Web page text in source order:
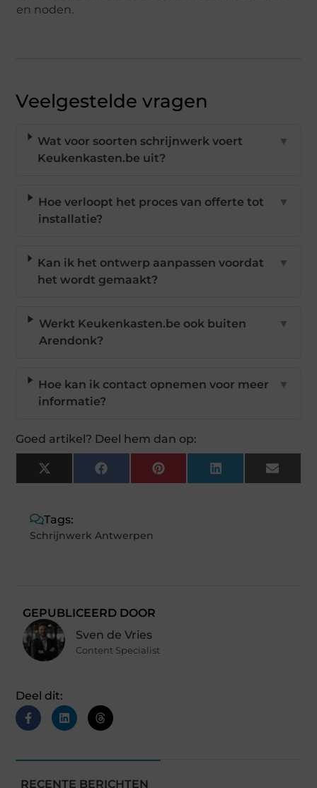
en noden.
Veelgestelde vragen
Wat voor soorten schrijnwerk voert
Keukenkasten.be uit?
▼
Hoe verloopt het proces van offerte tot
installatie?
▼
Kan ik het ontwerp aanpassen voordat
het wordt gemaakt?
▼
Werkt Keukenkasten.be ook buiten
Arendonk?
▼
Hoe kan ik contact opnemen voor meer
informatie?
▼
Goed artikel? Deel hem dan op:
X
(Twitter)
FacebookPinterestLinkedIn Email
Tags:
Schrijnwerk Antwerpen
GEPUBLICEERD DOOR
Sven de Vries
Content Specialist
Deel dit:
RECENTE BERICHTEN